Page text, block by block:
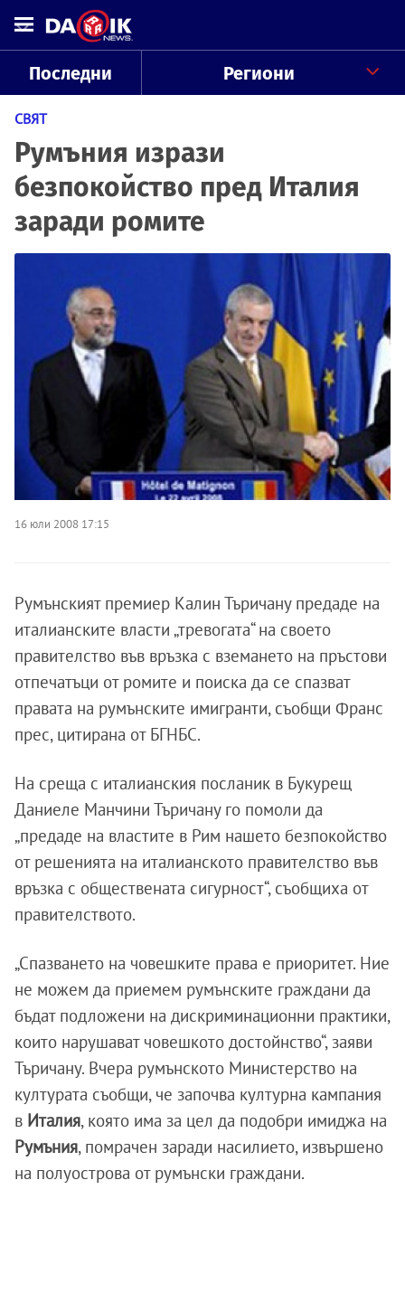
Последни Региони
СВЯТ
Румъния изрази
безпокойство пред Италия
заради ромите
16 юли 2008 17:15
Румънският премиер Калин Търичану предаде на
италианските власти „тревогата“ на своето
правителство във връзка с вземането на пръстови
отпечатъци от ромите и поиска да се спазват
правата на румънските имигранти, съобщи Франс
прес, цитирана от БГНБС.
На среща с италианския посланик в Букурещ
Даниеле Манчини Търичану го помоли да
„предаде на властите в Рим нашето безпокойство
от решенията на италианското правителство във
връзка с обществената сигурност“, съобщиха от
правителството.
„Спазването на човешките права е приоритет. Ние
не можем да приемем румънските граждани да
бъдат подложени на дискриминационни практики,
които нарушават човешкото достойнство“, заяви
Търичану. Вчера румънското Министерство на
културата съобщи, че започва културна кампания
в Италия, която има за цел да подобри имиджа на
Румъния, помрачен заради насилието, извършено
на полуострова от румънски граждани.